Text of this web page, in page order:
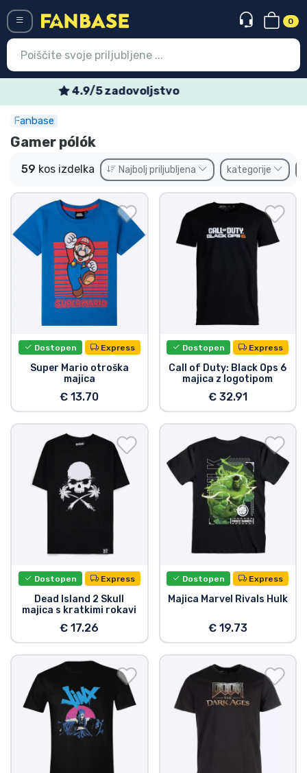
0
Tedenske posebne ponudbe
Fanbase
Gamer pólók
59 kos izdelka Najbolj priljubljena kategorije
Dostopen Express
Super Mario otroška
majica
€ 13.70
Dostopen Express
Call of Duty: Black Ops 6
majica z logotipom
€ 32.91
Dostopen Express
Dead Island 2 Skull
majica s kratkimi rokavi
€ 17.26
Dostopen Express
Majica Marvel Rivals Hulk
€ 19.73
Najnovejsi izdelki
Prodajni izdelki
Ekspresna dostava
Prednaročila
Outlet izdelki
Dostava in plačilo
Tv serijske izdelki
Filmske izdelki
Risani izdelki
Anime izdelki
Gamer izdelki
Športne izdelki
Glasbene izdelki
Vrste izdelkov
Blagovne znamke